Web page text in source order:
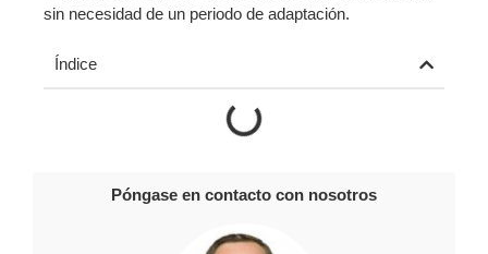
sin necesidad de un periodo de adaptación.
Índice
Póngase en contacto con nosotros